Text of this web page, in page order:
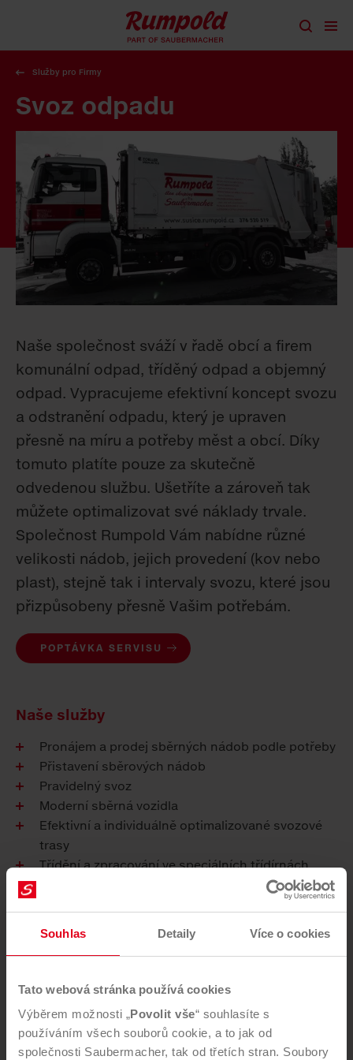
Souhlas Detaily Více o cookies
Tato webová stránka používá cookies
Výběrem možnosti „Povolit vše“ souhlasíte s
používáním všech souborů cookie, a to jak od
společnosti Saubermacher, tak od třetích stran. Soubory
Služby pro Firmy
Svoz odpadu
Naše společnost sváží v řadě obcí a firem
komunální odpad, tříděný odpad a objemný
odpad. Vypracujeme efektivní koncept svozu
a odstranění odpadu, který je upraven
přesně na míru a potřeby měst a obcí. Díky
tomuto platíte pouze za skutečně
odvedenou službu. Ušetříte a zároveň tak
můžete optimalizovat své náklady trvale.
Společnost Rumpold Vám nabídne různé
velikosti nádob, jejich provedení (kov nebo
plast), stejně tak i intervaly svozu, které jsou
přizpůsobeny přesně Vašim potřebám.
POPTÁVKA SERVISU
Naše služby
Pronájem a prodej sběrných nádob podle potřeby
Přistavení sběrových nádob
Pravidelný svoz
Moderní sběrná vozidla
Efektivní a individuálně optimalizované svozové
trasy
Třídění a zpracování ve speciálních třídírnách
Systém svozu a fakturace uzpůsobený potřebám
měst a obcí